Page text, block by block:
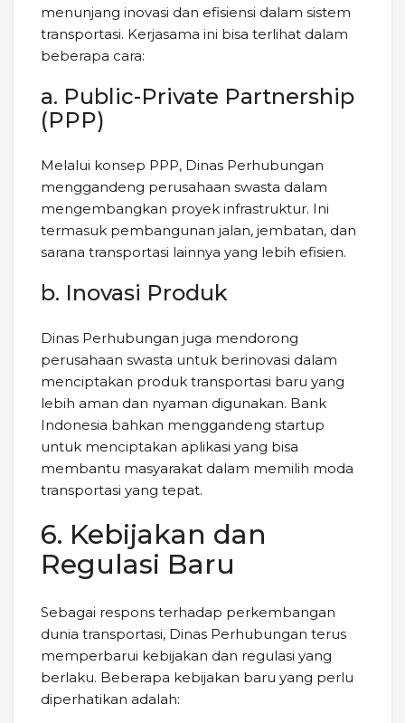
menunjang inovasi dan efisiensi dalam sistem
transportasi. Kerjasama ini bisa terlihat dalam
beberapa cara:
a. Public-Private Partnership
(PPP)
Melalui konsep PPP, Dinas Perhubungan
menggandeng perusahaan swasta dalam
mengembangkan proyek infrastruktur. Ini
termasuk pembangunan jalan, jembatan, dan
sarana transportasi lainnya yang lebih efisien.
b. Inovasi Produk
Dinas Perhubungan juga mendorong
perusahaan swasta untuk berinovasi dalam
menciptakan produk transportasi baru yang
lebih aman dan nyaman digunakan. Bank
Indonesia bahkan menggandeng startup
untuk menciptakan aplikasi yang bisa
membantu masyarakat dalam memilih moda
transportasi yang tepat.
6. Kebijakan dan
Regulasi Baru
Sebagai respons terhadap perkembangan
dunia transportasi, Dinas Perhubungan terus
memperbarui kebijakan dan regulasi yang
berlaku. Beberapa kebijakan baru yang perlu
diperhatikan adalah: